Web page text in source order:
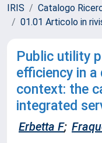
IRIS Catalogo
01.01 Articolo in
Public utility
efficiency in
context: the
integrated
Erbetta F;